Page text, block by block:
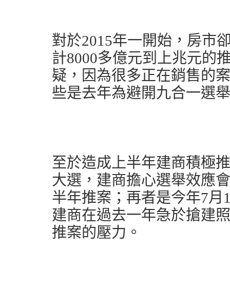
對於2015年一開始，房市
計8000多億元到上兆元的
疑，因為很多正在銷售的
些是去年為避開九合一選
至於造成上半年建商積極
大選，建商擔心選舉效應
半年推案；再者是今年7
建商在過去一年急於搶建
推案的壓力。